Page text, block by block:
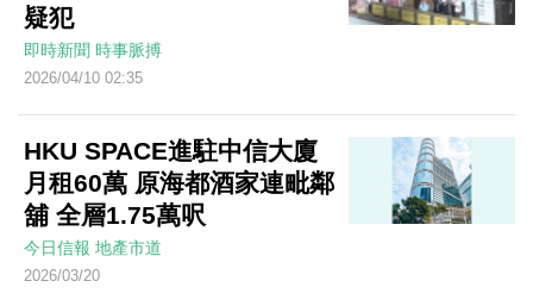
疑犯
即時新聞 時事脈搏
2026/04/10 02:35
HKU SPACE進駐中信大廈
月租60萬 原海都酒家連毗鄰
舖 全層1.75萬呎
今日信報 地產市道
2026/03/20